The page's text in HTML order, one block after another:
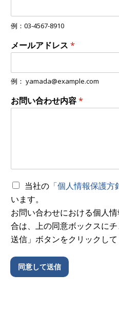
例：03-4567-8910
メールアドレス *
例： yamada@example.com
お問い合わせ内容*
当社の 「個人情報保護方
います。
お問い合わせにおける個人
合は、上の同意ボックスに
送信」ボタンをクリックして
同意して送信